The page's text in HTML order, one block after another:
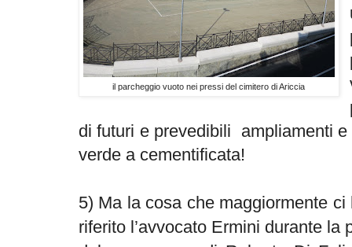
il parcheggio vuoto nei pressi del cimitero di Ariccia
di futuri e prevedibili ampliamenti
verde a cementificata!
5) Ma la cosa che maggiormente
riferito l’avvocato Ermini durante la